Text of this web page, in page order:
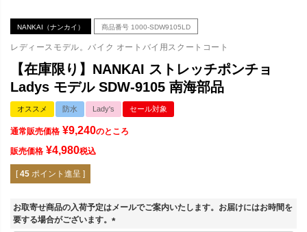
NANKAI（ナンカイ） 商品番号 1000-SDW9105LD
レディースモデル。バイク オートバイ用スクートコート
【在庫限り】NANKAI ストレッチポンチョ
Ladys モデル SDW-9105 南海部品
オススメ 防水 Lady's セール対象
通常販売価格 ¥9,240のところ
販売価格 ¥4,980税込
[ 45 ポイント進呈 ]
お取寄せ商品の入荷予定はメールでご案内いたします。お届けにはお時間を
要する場合がございます。